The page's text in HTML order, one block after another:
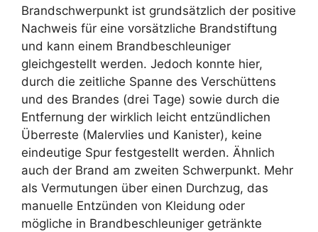
Brandschwerpunkt ist grundsätzlich der positive
Nachweis für eine vorsätzliche Brandstiftung
und kann einem Brandbeschleuniger
gleichgestellt werden. Jedoch konnte hier,
durch die zeitliche Spanne des Verschüttens
und des Brandes (drei Tage) sowie durch die
Entfernung der wirklich leicht entzündlichen
Überreste (Malervlies und Kanister), keine
eindeutige Spur festgestellt werden. Ähnlich
auch der Brand am zweiten Schwerpunkt. Mehr
als Vermutungen über einen Durchzug, das
manuelle Entzünden von Kleidung oder
mögliche in Brandbeschleuniger getränkte